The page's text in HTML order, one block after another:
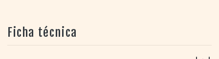
comercial.
Ficha técnica